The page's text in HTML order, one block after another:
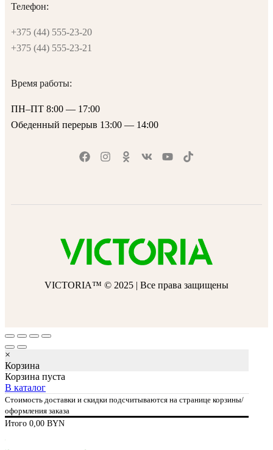
Телефон:
+375 (44) 555-23-20
+375 (44) 555-23-21
Время работы:
ПН–ПТ 8:00 — 17:00
Обеденный перерыв 13:00 — 14:00
VICTORIA™ © 2025 | Все права защищены
×
Корзина
Корзина пуста
В каталог
Стоимость доставки и скидки подсчитываются на странице корзины/
оформления заказа
Итого 0,00 BYN